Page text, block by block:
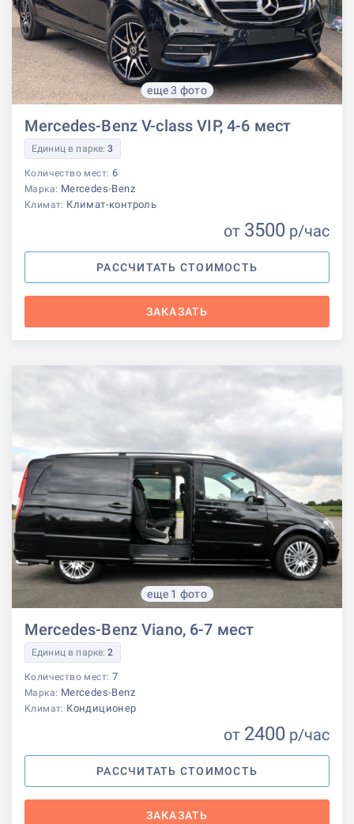
еще 3 фото
Mercedes-Benz V-class VIP, 4-6 мест
Единиц в парке:3
Количество мест: 6
Марка: Mercedes-Benz
Климат: Климат-контроль
от 3500 р/час
РАССЧИТАТЬ СТОИМОСТЬ
ЗАКАЗАТЬ
еще 1 фото
Mercedes-Benz Viano, 6-7 мест
Единиц в парке:2
Количество мест: 7
Марка: Mercedes-Benz
Климат: Кондиционер
от 2400 р/час
РАССЧИТАТЬ СТОИМОСТЬ
ЗАКАЗАТЬ